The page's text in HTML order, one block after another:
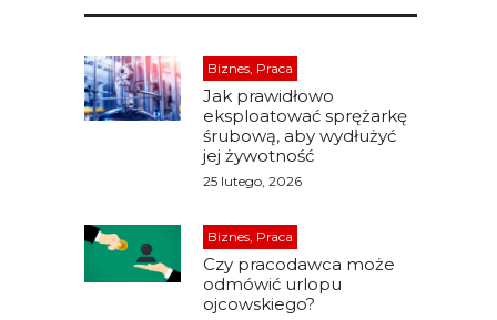
Biznes, Praca
Jak prawidłowo
eksploatować sprężarkę
śrubową, aby wydłużyć
jej żywotność
25 lutego, 2026
Biznes, Praca
Czy pracodawca może
odmówić urlopu
ojcowskiego?